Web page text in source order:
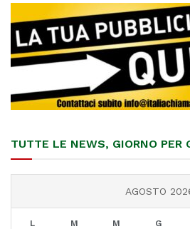
TUTTE LE NEWS, GIORNO PER
AGOSTO
L M M G